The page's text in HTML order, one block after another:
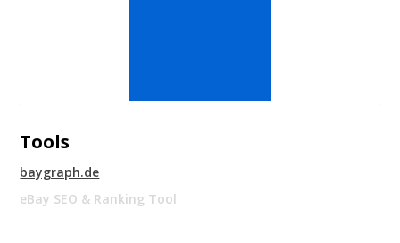
Tools
baygraph.de
eBay SEO & Ranking Tool